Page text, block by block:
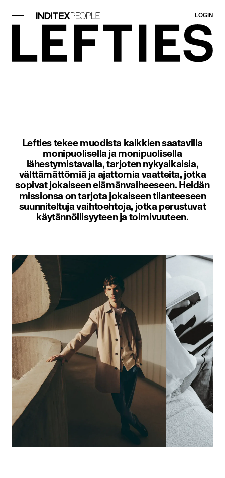
LOGIN
Lefties tekee muodista kaikkien saatavilla
monipuolisella ja monipuolisella
lähestymistavalla, tarjoten nykyaikaisia,
välttämättömiä ja ajattomia vaatteita, jotka
sopivat jokaiseen elämänvaiheeseen. Heidän
missionsa on tarjota jokaiseen tilanteeseen
suunniteltuja vaihtoehtoja, jotka perustuvat
käytännöllisyyteen ja toimivuuteen.